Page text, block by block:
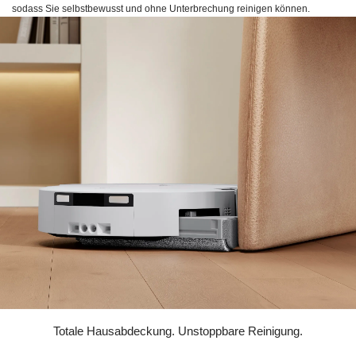
sodass Sie selbstbewusst und ohne Unterbrechung reinigen können.
Totale Hausabdeckung. Unstoppbare Reinigung.